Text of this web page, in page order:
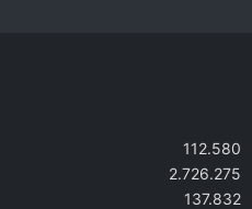
112.580
2.726.275
137.832